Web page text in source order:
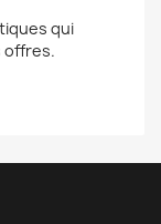
qui
offres.